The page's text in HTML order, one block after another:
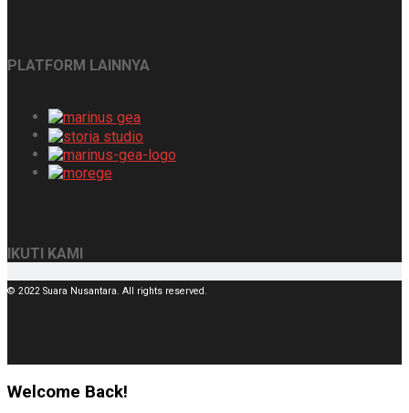
PLATFORM LAINNYA
IKUTI KAMI
© 2022 Suara Nusantara. All rights reserved.
Welcome Back!